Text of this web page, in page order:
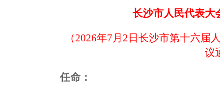
长沙市人民代表大
（2026年7月2日长沙市第十六
议
任命：